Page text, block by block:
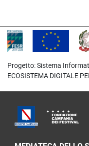
Progetto: Sistema
ECOSISTEMA DIGITALE